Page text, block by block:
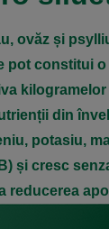
ovăz și
pot constitui
din
potasiu,
și cresc
reducerea